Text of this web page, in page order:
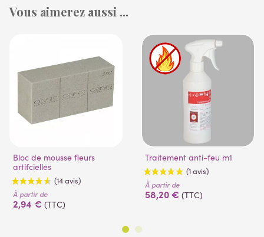
Vous aimerez aussi ...
Bloc de mousse fleurs
artifcielles
À partir de
2,94 € (TTC)
Traitement anti-feu m1
À partir de
58,20 € (TTC)